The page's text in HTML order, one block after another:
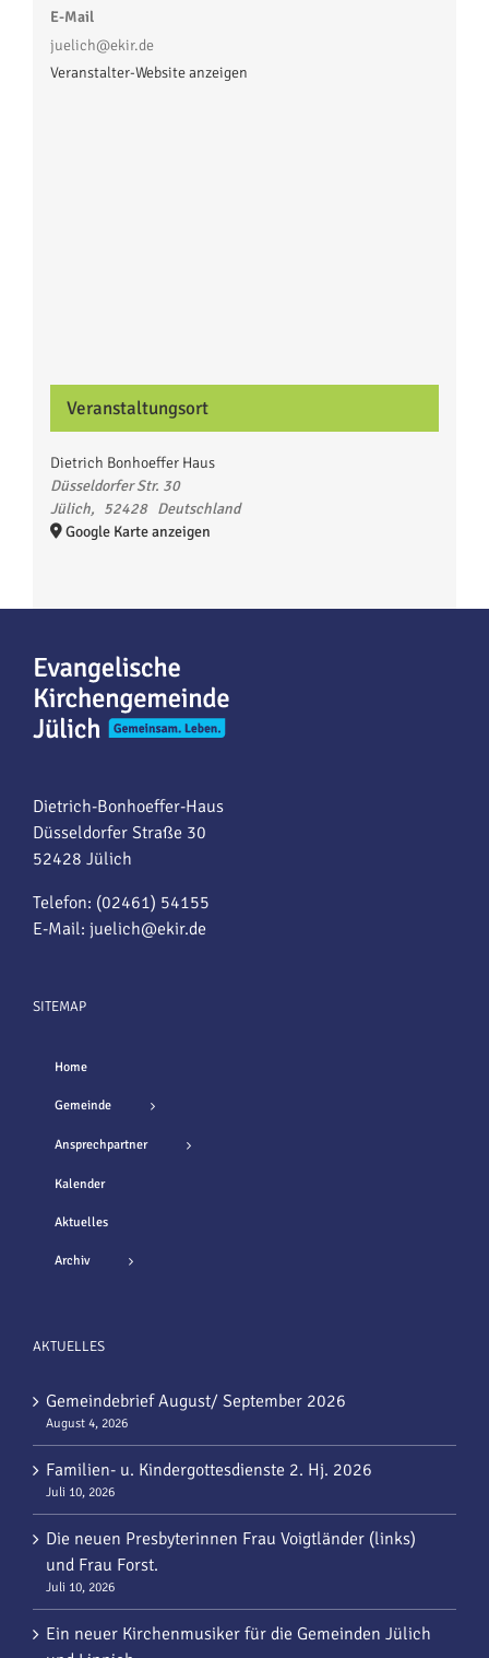
E-Mail
juelich@ekir.de
Veranstalter-Website anzeigen
Veranstaltungsort
Dietrich Bonhoeffer Haus
Düsseldorfer Str. 30
Jülich, 52428 Deutschland
Google Karte anzeigen
Dietrich-Bonhoeffer-Haus
Düsseldorfer Straße 30
52428 Jülich
Telefon: (02461) 54155
E-Mail: juelich@ekir.de
SITEMAP
Home
Gemeinde
Ansprechpartner
Kalender
Aktuelles
Archiv
AKTUELLES
Gemeindebrief August/ September 2026
August 4, 2026
Familien- u. Kindergottesdienste 2. Hj. 2026
Juli 10, 2026
Die neuen Presbyterinnen Frau Voigtländer (links)
und Frau Forst.
Juli 10, 2026
Ein neuer Kirchenmusiker für die Gemeinden Jülich